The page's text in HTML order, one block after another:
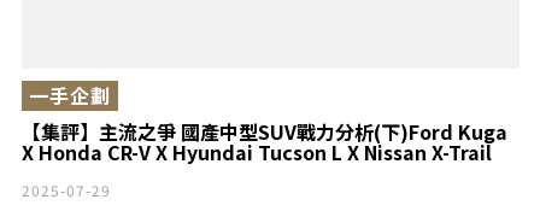
【集評】主流之爭 國產中型SUV戰力分析(下)Ford Kuga
X Honda CR-V X Hyundai Tucson L X Nissan X-Trail
一手企劃
2025-07-29